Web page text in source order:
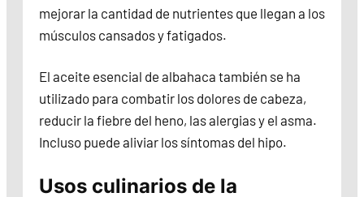
mejorar la cantidad de nutrientes que llegan a los
músculos cansados y fatigados.
El aceite esencial de albahaca también se ha
utilizado para combatir los dolores de cabeza,
reducir la fiebre del heno, las alergias y el asma.
Incluso puede aliviar los síntomas del hipo.
Usos culinarios de la